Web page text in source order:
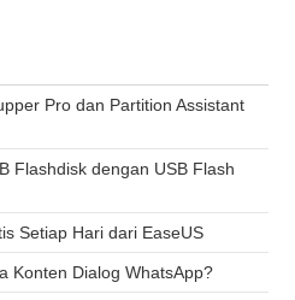
Pro dan Partition Assistant
Flashdisk dengan USB Flash
Setiap Hari dari EaseUS
Konten Dialog WhatsApp?